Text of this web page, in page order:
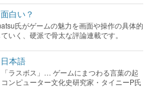
白い？
氏がゲームの魅力を画面や操作の具体的
いく、硬派で骨太な評論連載です。
本語
「ラスボス」… ゲームにまつわる言葉の起
ンピューター文化史研究家・タイニーP氏